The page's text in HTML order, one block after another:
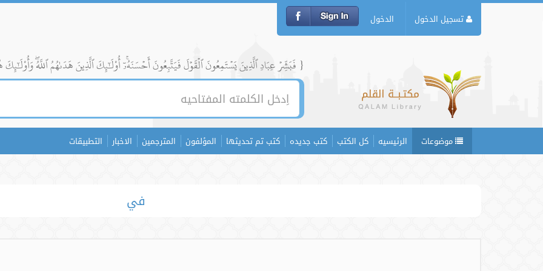
تسجيل الدخول الدخول
{ فَبَشِّرۡ عِبَادِ ٱلَّذِينَ يَسۡتَمِعُونَ ٱلۡقَوۡلَ فَيَتَّبِعُونَ أَحۡسَنَهُۥٓۚ أُوْلَٰٓئِكَ ٱلَّذِينَ هَدَىٰهُمُ ٱللَّهُۖ وَأُوْلَٰٓئِكَ
موضوعات الرئيسيه كل الكتب كتب جديده كتب تم تحديثها المؤلفون المترجمين الاخبار التطبيقات
في